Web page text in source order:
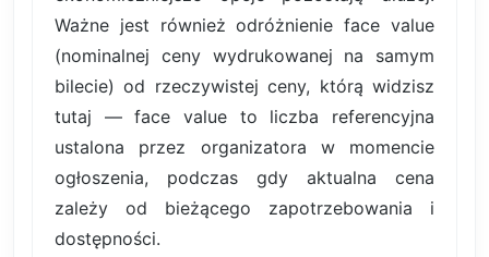
Ważne jest również odróżnienie face value
(nominalnej ceny wydrukowanej na samym
bilecie) od rzeczywistej ceny, którą widzisz
tutaj — face value to liczba referencyjna
ustalona przez organizatora w momencie
ogłoszenia, podczas gdy aktualna cena
zależy od bieżącego zapotrzebowania i
dostępności.